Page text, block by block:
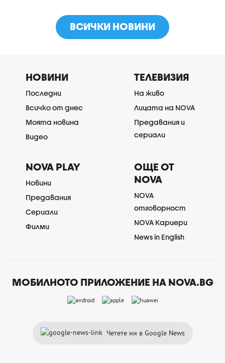
ВСИЧКИ НОВИНИ
НОВИНИ
Последни
Всичко от днес
Моята новина
Видео
ТЕЛЕВИЗИЯ
На живо
Лицата на NOVA
Предавания и
сериали
NOVA PLAY
Новини
Предавания
Сериали
Филми
ОЩЕ ОТ
NOVA
NOVA
отговорност
NOVA Кариери
News in English
МОБИЛНОТО ПРИЛОЖЕНИЕ НА NOVA.BG
Четете ни в Google News